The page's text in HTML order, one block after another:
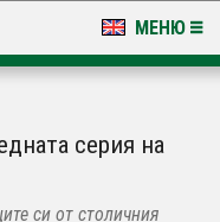
МЕНЮ
серия на
си от столичния